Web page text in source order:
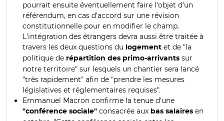
pourrait ensuite éventuellement faire l'objet d'un
référendum, en cas d'accord sur une révision
constitutionnelle pour en modifier le champ.
L'intégration des étrangers devra aussi être traitée à
travers les deux questions du
logement et de "la
politique de répartition des primo-arrivants sur
notre territoire" sur lesquels un chantier sera lancé
"très rapidement" afin de "prendre les mesures
législatives et réglementaires requises".
Emmanuel Macron confirme la tenue d'une
"conférence sociale" consacrée aux bas salaires en